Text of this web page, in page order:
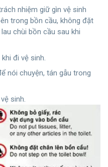
nhiệm giữ gìn vệ sinh
trong bồn cầu, không đặt
chùi bồn cầu sau khi
đi vệ sinh.
nói chuyện, tán gẫu trong
sinh.